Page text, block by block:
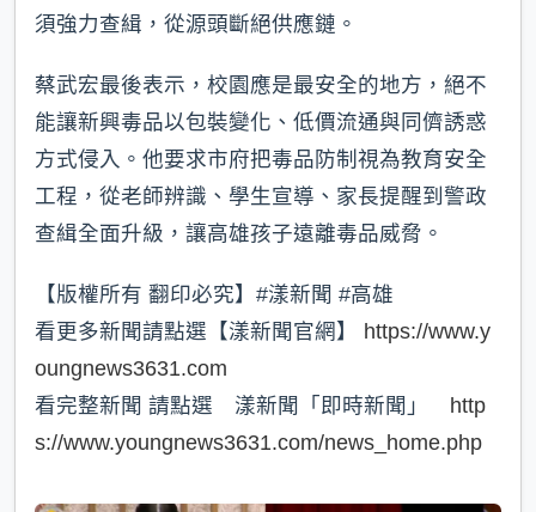
須強力查緝，從源頭斷絕供應鏈。
蔡武宏最後表示，校園應是最安全的地方，絕不
能讓新興毒品以包裝變化、低價流通與同儕誘惑
方式侵入。他要求市府把毒品防制視為教育安全
工程，從老師辨識、學生宣導、家長提醒到警政
查緝全面升級，讓高雄孩子遠離毒品威脅。
【版權所有 翻印必究】#漾新聞 #高雄
看更多新聞請點選【漾新聞官網】 https://www.y
oungnews3631.com
看完整新聞 請點選 漾新聞「即時新聞」 http
s://www.youngnews3631.com/news_home.php